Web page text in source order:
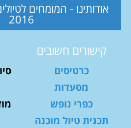
אודותינו - המומחים
2016
קישורים חשובים
כרטיסים
מסעדות
כפרי נופש
תכנית טיול מוכנה